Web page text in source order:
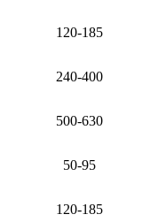
120-185
240-400
500-630
50-95
120-185